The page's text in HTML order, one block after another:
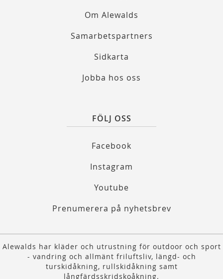
Om Alewalds
Samarbetspartners
Sidkarta
Jobba hos oss
FÖLJ OSS
Facebook
Instagram
Youtube
Prenumerera på nyhetsbrev
Alewalds har kläder och utrustning för outdoor och sport
- vandring och allmänt friluftsliv, längd- och
turskidåkning, rullskidåkning samt
långfärdsskridskoåkning.